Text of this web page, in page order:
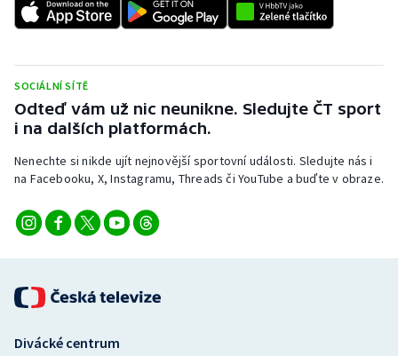
SOCIÁLNÍ SÍTĚ
Odteď vám už nic neunikne. Sledujte ČT sport
i na dalších platformách.
Nenechte si nikde ujít nejnovější sportovní události. Sledujte nás i
na Facebooku, X, Instagramu, Threads či YouTube a buďte v obraze.
Divácké centrum